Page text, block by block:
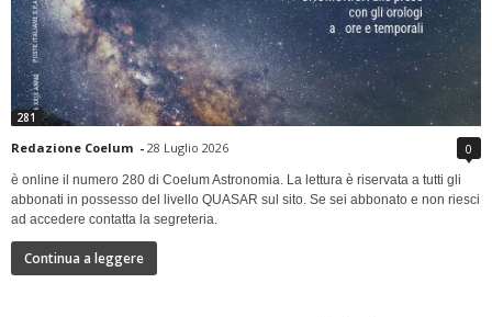
281
Redazione Coelum - 28 Luglio 2026 0
è online il numero 280 di Coelum Astronomia. La lettura è riservata a tutti gli
abbonati in possesso del livello QUASAR sul sito. Se sei abbonato e non riesci
ad accedere contatta la segreteria.
Continua a leggere